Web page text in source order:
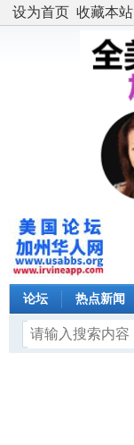
设为首页 收藏本站
论坛 热点新闻